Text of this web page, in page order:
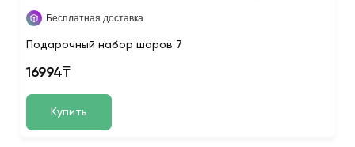
Бесплатная доставка
Подарочный набор шаров 7
16994₸
Купить